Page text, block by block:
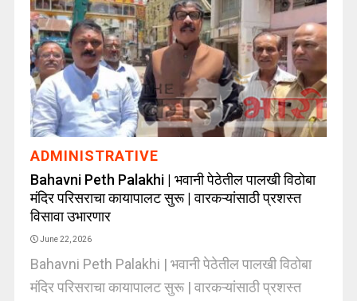
ADMINISTRATIVE
Bahavni Peth Palakhi | भवानी पेठेतील पालखी विठोबा
मंदिर परिसराचा कायापालट सुरू | वारकऱ्यांसाठी प्रशस्त
विसावा उभारणार
June 22, 2026
Bahavni Peth Palakhi | भवानी पेठेतील पालखी विठोबा
मंदिर परिसराचा कायापालट सुरू | वारकऱ्यांसाठी प्रशस्त